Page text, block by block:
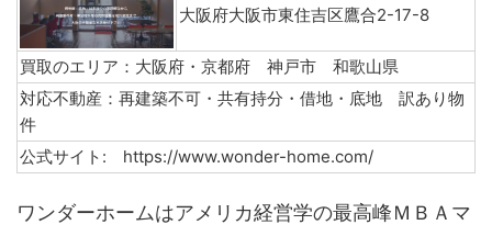
大阪府大阪市東住吉区鷹合2-17-8
買取のエリア：大阪府・京都府 神戸市 和歌山県
対応不動産：再建築不可・共有持分・借地・底地 訳あり物
件
公式サイト: https://www.wonder-home.com/
ワンダーホームはアメリカ経営学の最高峰ＭＢＡマ